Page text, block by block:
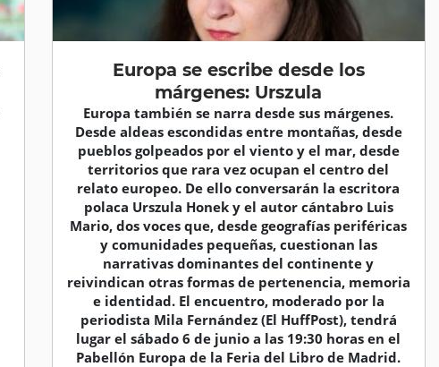
Europa se escribe desde los
márgenes: Urszula
Europa también se narra desde sus márgenes.
Desde aldeas escondidas entre montañas, desde
pueblos golpeados por el viento y el mar, desde
territorios que rara vez ocupan el centro del
relato europeo. De ello conversarán la escritora
polaca Urszula Honek y el autor cántabro Luis
Mario, dos voces que, desde geografías periféricas
y comunidades pequeñas, cuestionan las
narrativas dominantes del continente y
reivindican otras formas de pertenencia, memoria
e identidad. El encuentro, moderado por la
periodista Mila Fernández (El HuffPost), tendrá
lugar el sábado 6 de junio a las 19:30 horas en el
Pabellón Europa de la Feria del Libro de Madrid.